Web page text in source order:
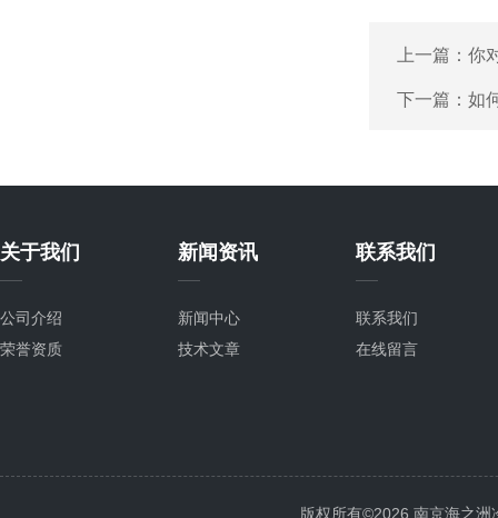
上一篇： 你
下一篇： 如
关于我们
公司介绍
荣誉资质
新闻资讯
新闻中心
技术文章
联系我们
联系我们
在线留言
版权所有©2026 南京海之